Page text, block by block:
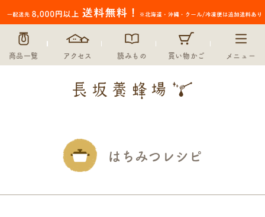
商品一覧 アクセス 読みもの 買い物かご メニュー
はちみつレシピ